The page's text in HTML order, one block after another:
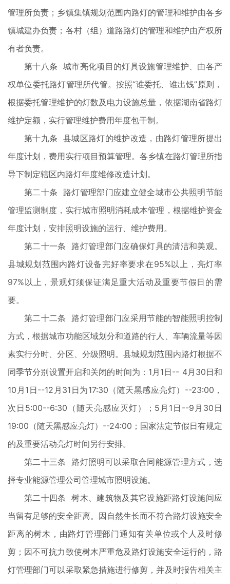
管理所负责；乡镇集镇规划范围内路灯的管理和维护由各乡
镇城建办负责；各村（组）道路路灯的管理和维护由产权所
有者负责。
第十八条 城市亮化项目的灯具设施管理维护、由各产
权单位委托路灯管理所代管。按照“谁委托、谁出钱”原则，
根据委托管理维护的灯数及电力设施总量，依据湖南省路灯
维护定额，实行管理维护费用年度包干制。
第十九条 县城区路灯的维护改造，由路灯管理所提出
年度计划，费用实行项目预算管理。各乡镇在路灯管理所指
导下制定辖区内路灯年度维修改造计划。
第二十条 路灯管理部门应建立健全城市公共照明节能
管理监测制度，实行城市照明消耗成本管理，根据维护资金
年度计划，安排照明设施的运行、维护费用。
第二十一条 路灯管理部门应确保灯具的清洁和美观。
县城规划范围内路灯设备完好率要求在95%以上，亮灯率
97%以上，景观灯须保证满足重大活动及重要节假日的需
要。
第二十二条 路灯管理部门应采用节能的智能照明控制
方式，根据城市功能区域划分和道路的行人、车辆流量等因
素实行分时、分区、分级照明。县城规划范围内路灯根据不
同季节分别设置开启和关闭的时间为：1月1日-- 4月30日和
10月1日--12月31日为17:30（随天黑感应亮灯）--23:00，
次日5:00--6:30（随天亮感应灭灯）；5月1日--9月30日
19:00（随天黑感应亮灯）--24:00；国家法定节假日有规定
的及重要活动亮灯时间另行安排。
第二十三条 路灯照明可以采取合同能源管理方式，选
择专业能源管理公司管理城市照明设施。
第二十四条 树木、建筑物及其它设施距路灯设施间应
当留有足够的安全距离。因自然生长而不符合路灯设施安全
距离的树木，由路灯管理部门通知有关单位或个人及时修
剪；因不可抗力致使树木严重危及路灯设施安全运行的，路
灯管理部门可以采取紧急措施进行修剪，并及时报告相关主